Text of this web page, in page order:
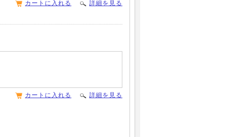
詳細を見る
カートに入れる
詳細を見る
カートに入れる